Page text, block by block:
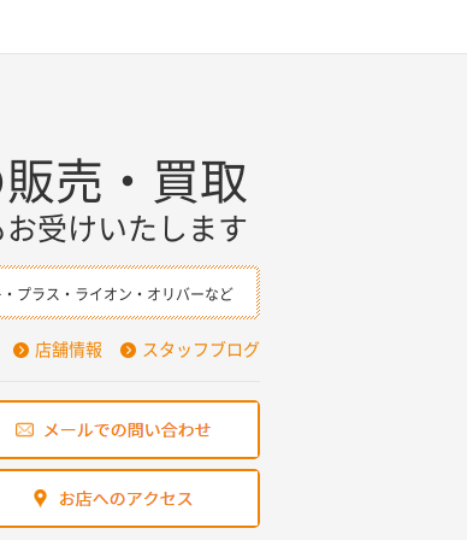
売・買取
受けいたします
プラス・ライオン・オリバーなど
店舗情報 スタッフブログ